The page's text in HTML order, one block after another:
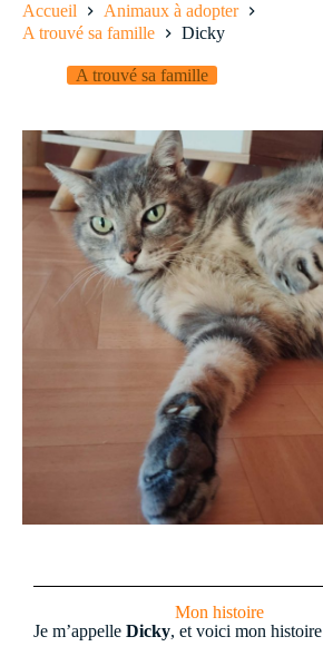
Accueil
Animaux à adopter
A trouvé sa famille
Dicky
A trouvé sa famille
Mon histoire
Je m’appelle Dicky, et voici mon histoire